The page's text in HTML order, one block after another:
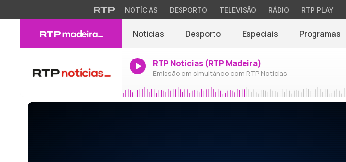
NOTÍCIAS DESPORTO TELEVISÃO RÁDIO RTP PLAY
Notícias Desporto Especiais Programas
RTP Notícias (RTP Madeira)
Emissão em simultâneo com RTP Notícias